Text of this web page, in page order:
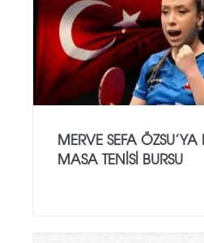
MERVE SEFA
MASA TENISI BURSU